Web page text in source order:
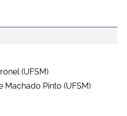
(UFSM)
Machado Pinto (UFSM)